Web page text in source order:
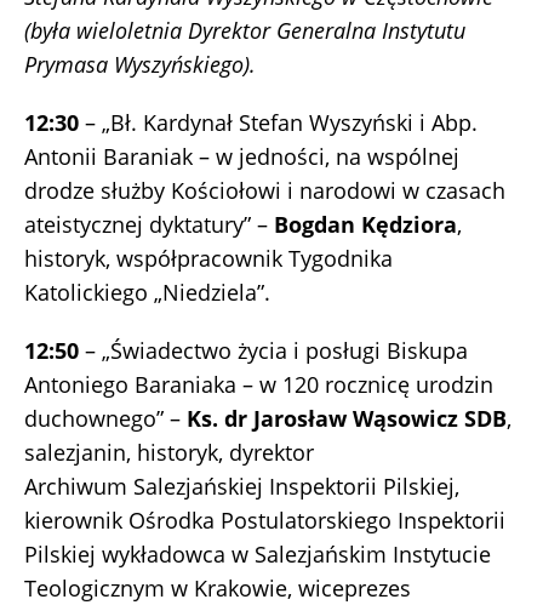
(była wieloletnia Dyrektor Generalna Instytutu
Prymasa Wyszyńskiego).
12:30 – „Bł. Kardynał Stefan Wyszyński i Abp.
Antonii Baraniak – w jedności, na wspólnej
drodze służby Kościołowi i narodowi w czasach
ateistycznej dyktatury” – Bogdan Kędziora,
historyk, współpracownik Tygodnika
Katolickiego „Niedziela”.
12:50 – „Świadectwo życia i posługi Biskupa
Antoniego Baraniaka – w 120 rocznicę urodzin
duchownego” – Ks. dr Jarosław Wąsowicz SDB,
salezjanin, historyk, dyrektor
Archiwum Salezjańskiej Inspektorii Pilskiej,
kierownik Ośrodka Postulatorskiego Inspektorii
Pilskiej wykładowca w Salezjańskim Instytucie
Teologicznym w Krakowie, wiceprezes